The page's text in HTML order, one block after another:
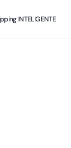
INTELIGENTE